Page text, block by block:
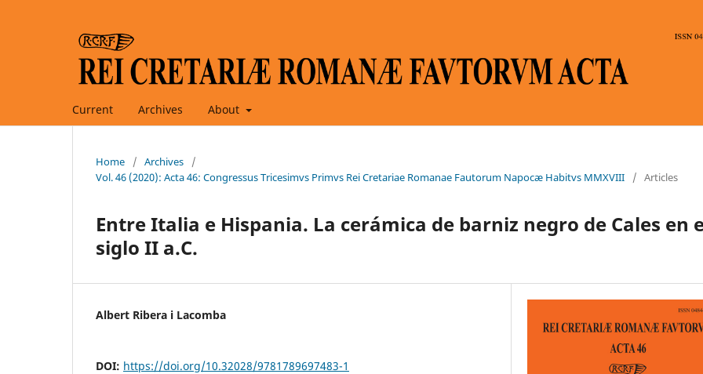
Current Archives About
Home / Archives
/
Vol. 46 (2020): Acta 46: Congressus Tricesimvs Primvs Rei Cretariae Romanae Fautorum Napocæ Habitvs MMXVIII
/ Articles
Entre Italia e Hispania. La cerámica de barniz negro de Cales en
siglo II a.C.
Albert Ribera i Lacomba
DOI: https://doi.org/10.32028/9781789697483-1